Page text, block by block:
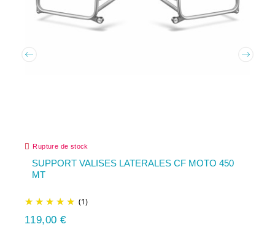
Rupture de stock
SUPPORT VALISES LATERALES CF MOTO 450
MT
(1)
119,00 €